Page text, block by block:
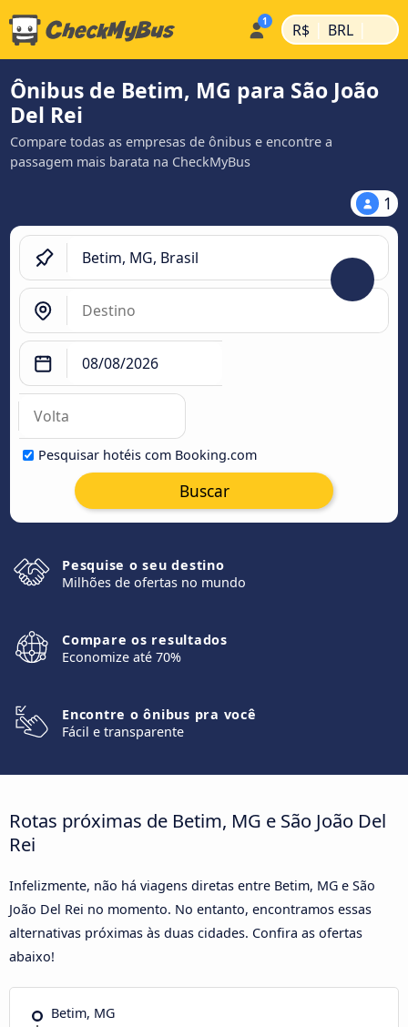
R$ | BRL |
Ônibus de Betim, MG para São João
Del Rei
Compare todas as empresas de ônibus e encontre a
passagem mais barata na CheckMyBus
1
Pesquisar hotéis com Booking.com
Buscar
Pesquise o seu destino
Milhões de ofertas no mundo
Compare os resultados
Economize até 70%
Encontre o ônibus pra você
Fácil e transparente
Rotas próximas de Betim, MG e São João Del
Rei
Infelizmente, não há viagens diretas entre Betim, MG e São
João Del Rei no momento. No entanto, encontramos essas
alternativas próximas às duas cidades. Confira as ofertas
abaixo!
Betim, MG